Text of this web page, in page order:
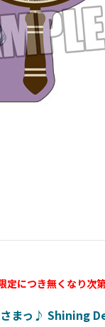
定につき無くなり次
さまっ♪ Shining